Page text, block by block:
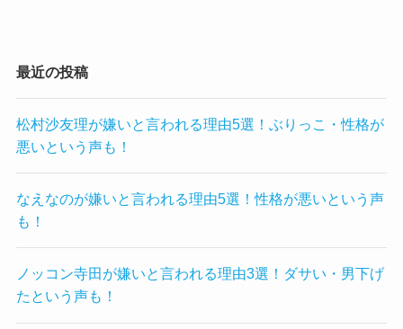
最近の投稿
松村沙友理が嫌いと言われる理由5選！ぶりっこ・性格が
悪いという声も！
なえなのが嫌いと言われる理由5選！性格が悪いという声
も！
ノッコン寺田が嫌いと言われる理由3選！ダサい・男下げ
たという声も！